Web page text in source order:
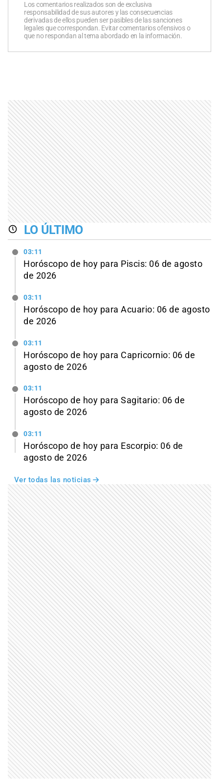
Los comentarios realizados son de exclusiva
responsabilidad de sus autores y las consecuencias
derivadas de ellos pueden ser pasibles de las sanciones
legales que correspondan. Evitar comentarios ofensivos o
que no respondan al tema abordado en la información.
LO ÚLTIMO
03:11
Horóscopo de hoy para Piscis: 06 de agosto
de 2026
03:11
Horóscopo de hoy para Acuario: 06 de agosto
de 2026
03:11
Horóscopo de hoy para Capricornio: 06 de
agosto de 2026
03:11
Horóscopo de hoy para Sagitario: 06 de
agosto de 2026
03:11
Horóscopo de hoy para Escorpio: 06 de
agosto de 2026
Ver todas las noticias